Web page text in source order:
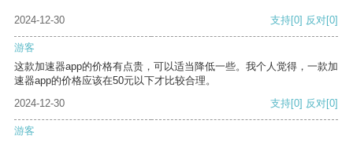
2024-12-30 支持[0] 反对[0]
游客
这款加速器app的价格有点贵，可以适当降低一些。我个人觉得，一款加
速器app的价格应该在50元以下才比较合理。
2024-12-30
支持[0] 反对[0]
游客